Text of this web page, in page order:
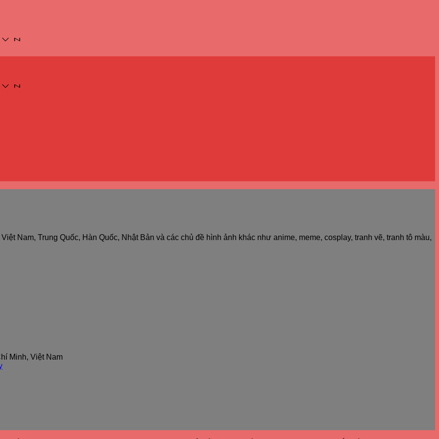
Nam, Trung Quốc, Hàn Quốc, Nhật Bản và các chủ đề hình ảnh khác như anime, meme, cosplay, tranh vẽ, tranh tô màu,
Minh, Việt Nam